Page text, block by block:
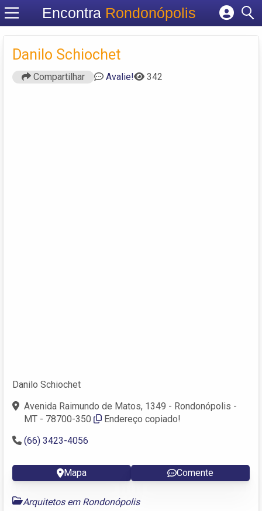
Encontra Rondonópolis
Cadastrar empresa
Criar conta
Danilo Schiochet
Compartilhar Avalie! 342
Danilo Schiochet
Avenida Raimundo de Matos, 1349 - Rondonópolis -
MT - 78700-350
Endereço copiado!
(66) 3423-4056
Mapa Comente
Arquitetos em Rondonópolis